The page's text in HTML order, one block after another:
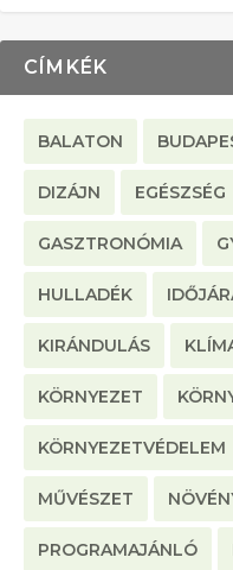
CÍMKÉK
BALATON
DIZÁJN EGÉSZSÉG
GASZTRONÓMIA
HULLADÉK
KIRÁNDULÁS
KÖRNYEZET
KÖRNYEZETVÉDELEM
MŰVÉSZET
PROGRAMAJÁNLÓ